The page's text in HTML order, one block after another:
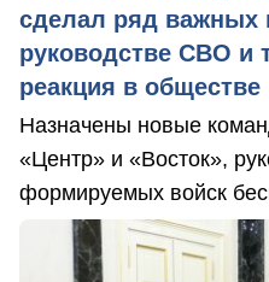
сделал ряд важных
руководстве СВО и
реакция в обществе
Назначены новые
«Центр» и «Восток»,
формируемых войск